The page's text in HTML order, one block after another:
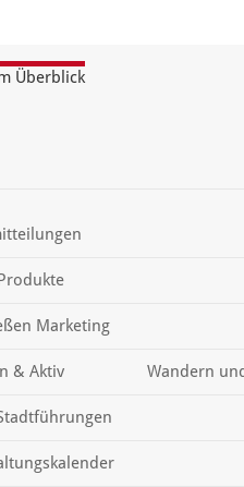
Überblick
Marketing
& Aktiv Wandern